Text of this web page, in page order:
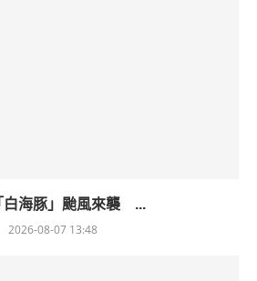
白海豚」颱風來襲 ...
2026-08-07 13:48